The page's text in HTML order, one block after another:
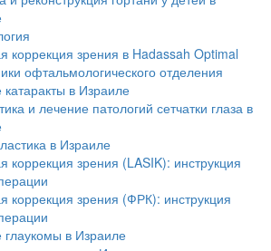
коррекция зрения в Hadassah Optimal
офтальмологического отделения
в Израиле
и лечение патологий сетчатки глаза в
в Израиле
коррекция зрения (LASIK): инструкция
коррекция зрения (ФРК): инструкция
глаукомы в Израиле